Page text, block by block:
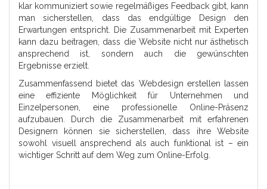
klar kommuniziert sowie regelmäßiges Feedback gibt, kann
man sicherstellen, dass das endgültige Design den
Erwartungen entspricht. Die Zusammenarbeit mit Experten
kann dazu beitragen, dass die Website nicht nur ästhetisch
ansprechend ist, sondern auch die gewünschten
Ergebnisse erzielt.
Zusammenfassend bietet das Webdesign erstellen lassen
eine effiziente Möglichkeit für Unternehmen und
Einzelpersonen, eine professionelle Online-Präsenz
aufzubauen. Durch die Zusammenarbeit mit erfahrenen
Designern können sie sicherstellen, dass ihre Website
sowohl visuell ansprechend als auch funktional ist – ein
wichtiger Schritt auf dem Weg zum Online-Erfolg.